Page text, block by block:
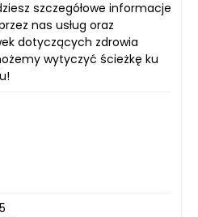
szczegółowe informacje
nas usług oraz
dotyczących zdrowia
wytyczyć ścieżkę ku